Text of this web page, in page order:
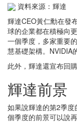
資料來源：輝達
輝達CEO黃仁勳在發
球的企業都在積極向
一個季度，多家重要
慧基礎架構。NVIDIA
此外，輝達還宣布回
輝達前景
如果說輝達的第2季
個季度的前景可以說